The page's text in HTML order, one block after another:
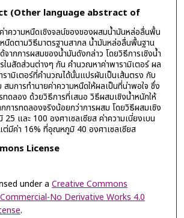
(Other language abstract of
าความหนืดเชิงจลน์ของของผสมน้ำมันหล่อลื่นพื้น
นืดตามวิธีมาตรฐานสากล น้ำมันหล่อลื่นพื้นฐาน
จากการผสมของน้ำมันดังกล่าว โดยวิธีการเชิงน้ำ
ในสัดส่วนต่างๆ กัน คำนวณหาค่าพารามิเตอร์ ผล
ามิเตอร์ที่คำนวณได้นั้นแปรผันเป็นเส้นตรง กับ
มการทำนายค่าความหนืดให้ผลเป็นที่น่าพอใจ ซึ่ง
ดลอง ด้วยวิธีการที่เสนอ วิธีผสมเชิงน้ำหนักให้
กการทดลองจริงน้อยกว่าการผสม โดยวิธีผสมเชิง
และ 100 องศาเซลเซียส ค่าความเบี่ยงเบน
มีค่า 16% ที่อุณหภูมิ 40 องศาเซลเซียส
License
under a Creative Commons
No Derivative Works 4.0
.